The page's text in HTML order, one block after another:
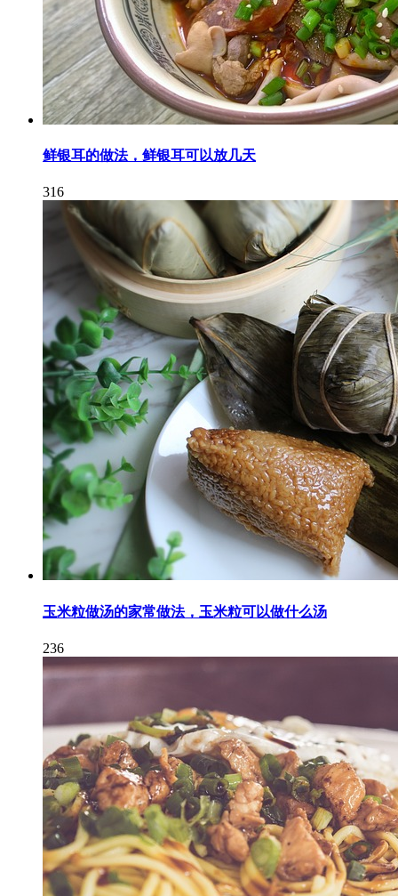
鲜银耳的做法，鲜银耳可以放几天
316
玉米粒做汤的家常做法，玉米粒可以做什么汤
236